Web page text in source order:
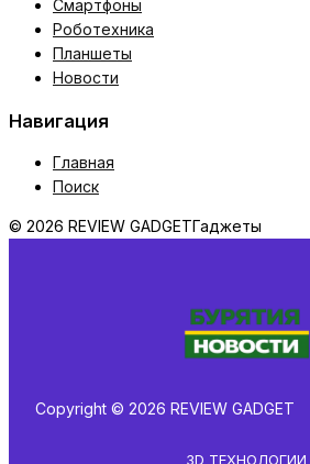
Смартфоны
Роботехника
Планшеты
Новости
Навигация
Главная
Поиск
© 2026 REVIEW GADGETГаджеты
Copyright © 2026 REVIEW GADGET
3D ТЕХНОЛОГИИ